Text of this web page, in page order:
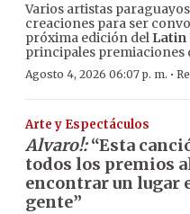
Varios artistas
creaciones para ser
próxima edición del Latin
principales premiaciones
Agosto 4, 2026 06:07 p. m. ·
Arte y Espectáculos
Alvaro!:“Esta
todos los premios
encontrar un lugar
gente”